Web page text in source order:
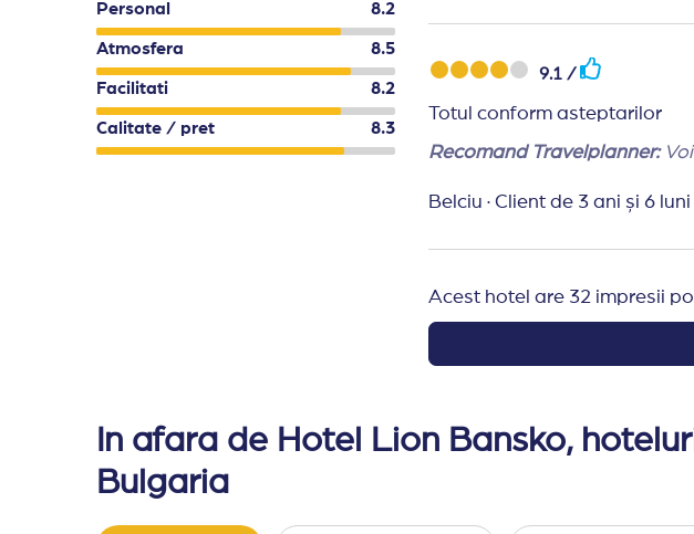
Hotelul isi rezerva dreptul de a efectua modificari asupra
In functie de conditiile meteo sau de capacitatea de cazare
Personal 8.2
Atmosfera 8.5
Facilitati 8.2
Calitate / pret 8.3
9.1 /
Totul conform asteptarilor
Recomand Travelplanner:
Belciu · Client de 3 ani și 6 luni
Acest hotel are 32 impresii
In afara de Hotel Lion Bansko,
Bulgaria